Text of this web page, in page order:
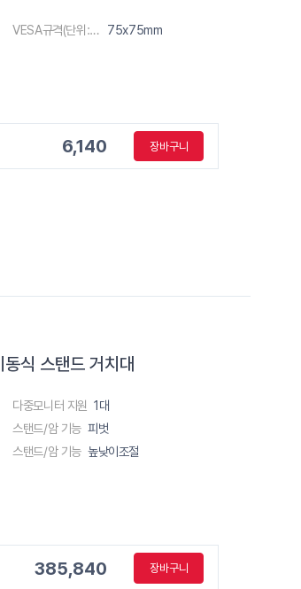
VESA규격(단위:m) 75x75mm
6,140 장바구니
식 스탠드 거치대
다중모니터 지원 1대
스탠드/암 기능 피벗
스탠드/암 기능 높낮이조절
385,840 장바구니